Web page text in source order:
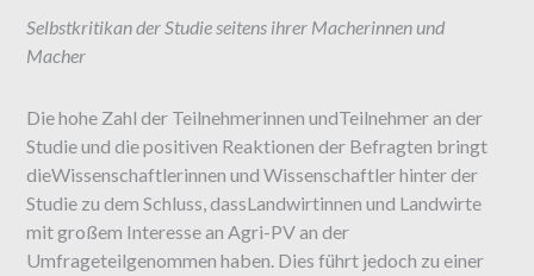
Selbstkritikan der Studie seitens ihrer Macherinnen und
Macher
Die hohe Zahl der Teilnehmerinnen undTeilnehmer an der
Studie und die positiven Reaktionen der Befragten bringt
dieWissenschaftlerinnen und Wissenschaftler hinter der
Studie zu dem Schluss, dassLandwirtinnen und Landwirte
mit großem Interesse an Agri-PV an der
Umfrageteilgenommen haben. Dies führt jedoch zu einer